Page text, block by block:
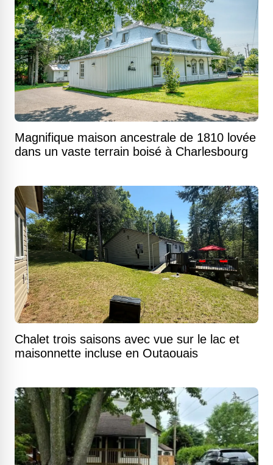
Magnifique maison ancestrale de 1810 lovée
dans un vaste terrain boisé à Charlesbourg
Chalet trois saisons avec vue sur le lac et
maisonnette incluse en Outaouais